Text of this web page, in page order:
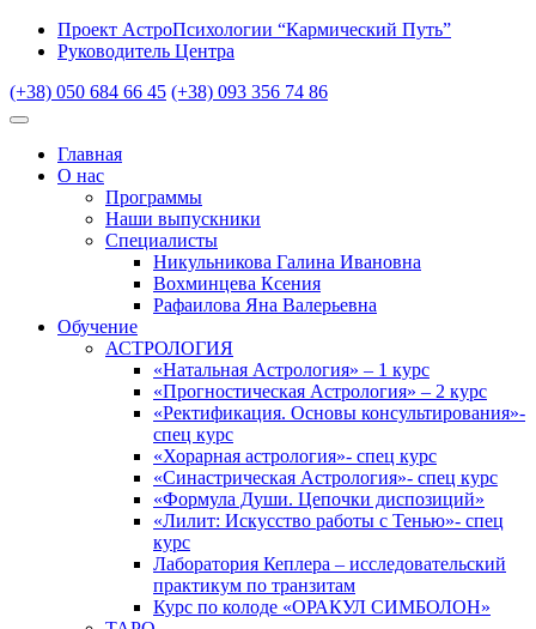
Проект АстроПсихологии “Кармический Путь”
Руководитель Центра
(+38) 050 684 66 45 (+38) 093 356 74 86
Главная
О нас
Программы
Наши выпускники
Специалисты
Никульникова Галина Ивановна
Вохминцева Ксения
Рафаилова Яна Валерьевна
Обучение
АСТРОЛОГИЯ
«Натальная Астрология» – 1 курс
«Прогностическая Астрология» – 2 курс
«Ректификация. Основы консультирования»-
спец курс
«Хорарная астрология»- спец курс
«Синастрическая Астрология»- спец курс
«Формула Души. Цепочки диспозиций»
«Лилит: Искусство работы с Тенью»- спец
курс
Лаборатория Кеплера – исследовательский
практикум по транзитам
Курс по колоде «ОРАКУЛ СИМБОЛОН»